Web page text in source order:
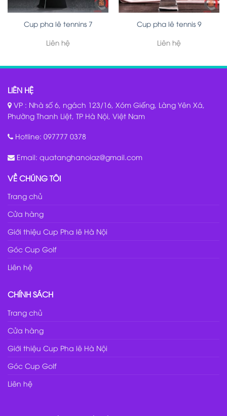
Cup pha lê tennins 7
Liên hệ
Cup pha lê tennis 9
Liên hệ
LIÊN HỆ
VP : Nhà số 6, ngách 123/16, Xóm Giếng, Làng Yên Xá,
Phường Thanh Liệt, TP Hà Nội, Việt Nam
Hotline: 097777 0378
Email: quatanghanoiaz@gmail.com
VỀ CHÚNG TÔI
Trang chủ
Cửa hàng
Giới thiệu Cup Pha lê Hà Nội
Góc Cup Golf
Liên hệ
CHÍNH SÁCH
Trang chủ
Cửa hàng
Giới thiệu Cup Pha lê Hà Nội
Góc Cup Golf
Liên hệ